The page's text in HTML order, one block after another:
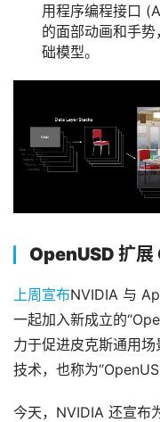
用程序编程接口
的面部动画和手
础模型。
OpenUSD 扩
上周宣布NVIDIA 与
一起加入新成立的
力于促进皮克斯通用
技术，也称为
今天，NVIDIA 还宣布